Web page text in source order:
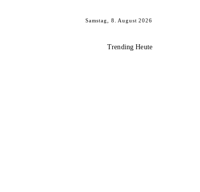
Samstag, 8. August 2026
Trending Heute